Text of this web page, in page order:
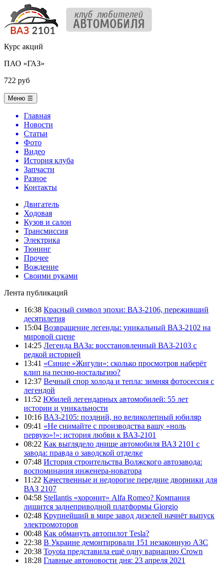
Курс акций
ПАО «ГАЗ»
722 руб
Меню ☰
Главная
Новости
Статьи
Фото
Видео
История клуба
Запчасти
Разное
Контакты
Двигатель
Ходовая
Кузов и салон
Трансмиссия
Электрика
Тюнинг
Прочее
Вождение
Своими руками
Лента публикаций
16:38 Красный символ эпохи: ВАЗ-2106, переживший
десятилетия
15:04 Возвращение легенды: уникальный ВАЗ-2102 на
мировой сцене
14:25 Легенда ВАЗа: восстановленный ВАЗ-2103 с
редкой историей
13:41 «Синие «Жигули»: сколько просмотров наберёт
клип на песню-ностальгию?
12:37 Вечный спор холода и тепла: зимняя фотосессия с
легендой
11:52 Юбилей легендарных автомобилей: 55 лет
истории и уникальности
10:16 ВАЗ-2105: поздний, но великолепный юбиляр
09:41 «Не снимайте с производства вашу «ноль
первую»!»: история любви к ВАЗ-2101
08:22 Как выглядело днище автомобиля ВАЗ 2101 с
завода: правда о заводской отделке
07:48 История строительства Волжского автозавода:
воспоминания инженера-новатора
11:22 Качественные и недорогие передние дворники для
ВАЗ 2107
04:58 Stellantis «хоронит» Alfa Romeo? Компания
лишится заднеприводной платформы Giorgio
02:48 Крупнейший в мире завод дизелей начнёт выпуск
электромоторов
00:48 Как обмануть автопилот Tesla?
22:38 В Украине демонтировали 151 незаконную АЗС
20:38 Toyota представила ещё одну вариацию Crown
18:28 Главные автоновости дня: 23 апреля 2021